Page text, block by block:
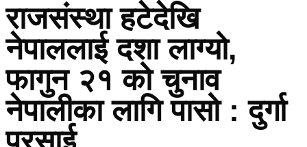
राजसंस्था हटेदेखि
नेपाललाई दशा लाग्यो,
फागुन २१ को चुनाव
नेपालीका लागि पासो : दुर्गा